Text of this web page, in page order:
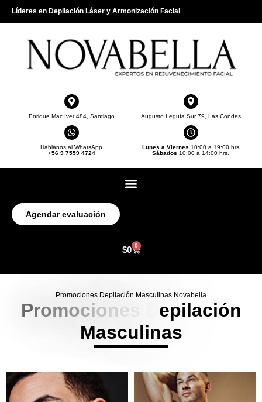
Líderes en Depilación Láser y Armonización Facial
Enrique Mac Iver 484, Santiago Augusto Leguía Sur 79, Las Condes
Háblanos al WhatsApp
+56 9 7559 4724
Lunes a Viernes 10:00 a 19:00 hrs
Sábados 10:00 a 14:00 hrs.
Agendar evaluación
$0 0
Promociones Depilación Masculinas Novabella
Promocione epilación
Masculinas